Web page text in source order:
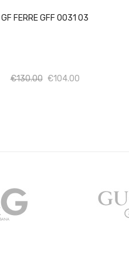
GF FERRE GFF 0031 03
€130.00 Ποσότητα
€104.00Ποσότητα